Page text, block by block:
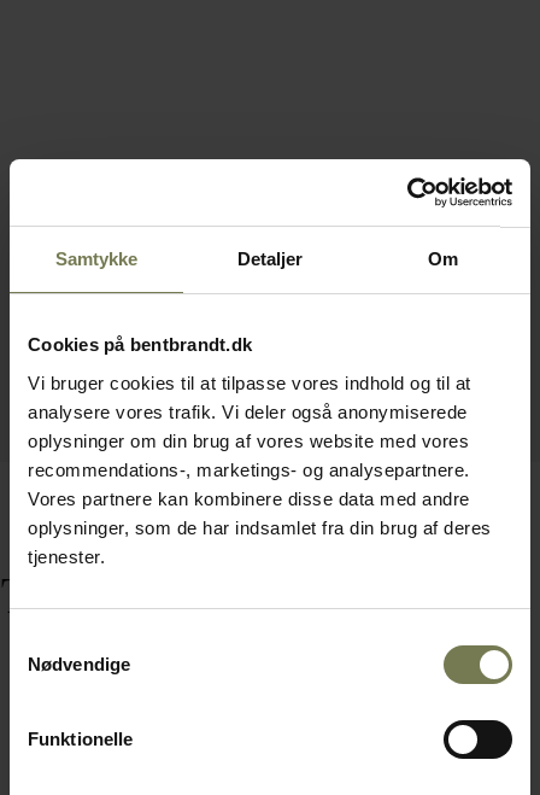
Samtykke Detaljer Om
Cookies på bentbrandt.dk
Vi bruger cookies til at tilpasse vores indhold og til at
analysere vores trafik. Vi deler også anonymiserede
oplysninger om din brug af vores website med vores
recommendations-, marketings- og analysepartnere.
Vores partnere kan kombinere disse data med andre
oplysninger, som de har indsamlet fra din brug af deres
tjenester.
Nødvendige
Funktionelle
Tilbehør